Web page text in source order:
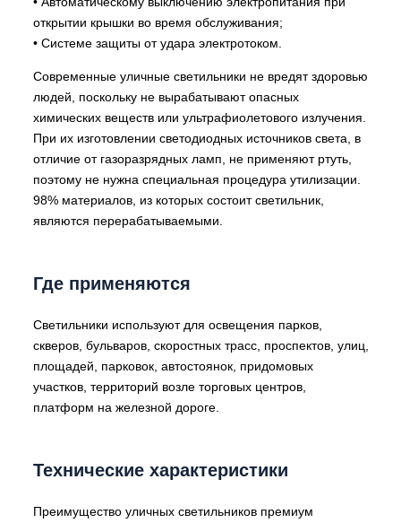
открытии крышки во время обслуживания;
• Системе защиты от удара электротоком.
Современные уличные светильники не вредят здоровью
людей, поскольку не вырабатывают опасных
химических веществ или ультрафиолетового излучения.
При их изготовлении светодиодных источников света, в
отличие от газоразрядных ламп, не применяют ртуть,
поэтому не нужна специальная процедура утилизации.
98% материалов, из которых состоит светильник,
являются перерабатываемыми.
Где применяются
Светильники используют для освещения парков,
скверов, бульваров, скоростных трасс, проспектов, улиц,
площадей, парковок, автостоянок, придомовых
участков, территорий возле торговых центров,
платформ на железной дороге.
Технические характеристики
Преимущество уличных светильников премиум